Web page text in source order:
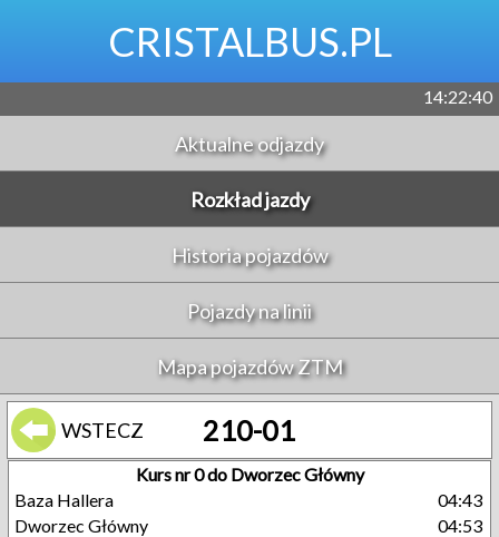
CRISTALBUS.PL
14:22:41
Aktualne odjazdy
Rozkład jazdy
Historia pojazdów
Pojazdy na linii
Mapa pojazdów ZTM
WSTECZ 210-01
Kurs nr 0 do Dworzec Główny
Baza Hallera
04:43
Dworzec Główny
04:53